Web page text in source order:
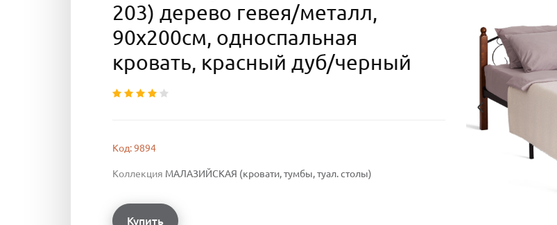
203) дерево гевея/металл,
90х200см, односпальная
кровать, красный дуб/черный
Код: 9894
Коллекция МАЛАЗИЙСКАЯ (кровати, тумбы, туал. столы)
Купить